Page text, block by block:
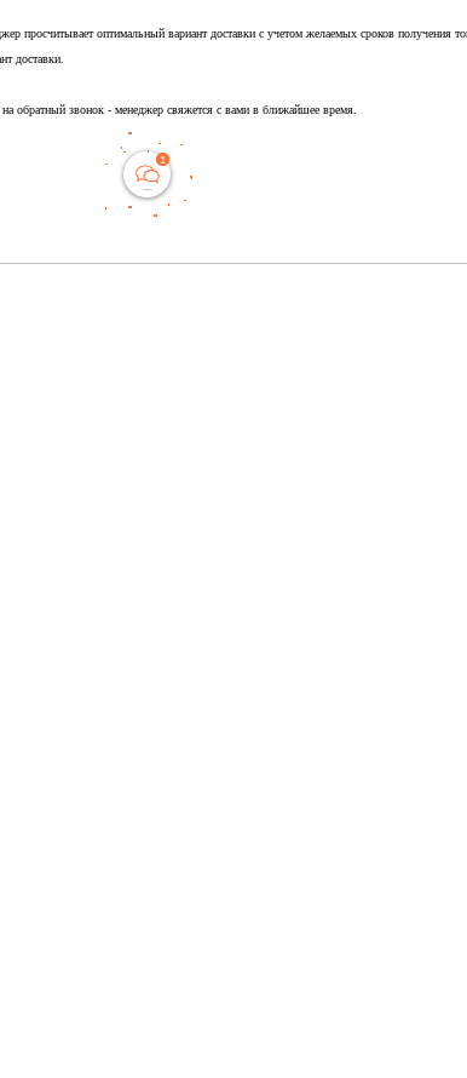
просчитывает оптимальный вариант доставки с учетом желаемых сроков получения
доставки.
обратный звонок - менеджер свяжется с вами в ближайшее время.